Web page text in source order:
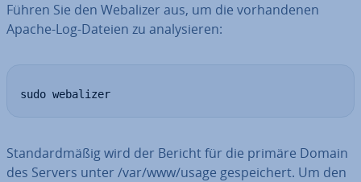
Führen Sie den Webalizer aus, um die vor­han­de­nen
Apache-Log-Dateien zu ana­ly­sie­ren:
sudo webalizer
Stan­dard­mä­ßig wird der Bericht für die primäre Domain
des Servers unter /var/www/usage ge­spei­chert. Um den